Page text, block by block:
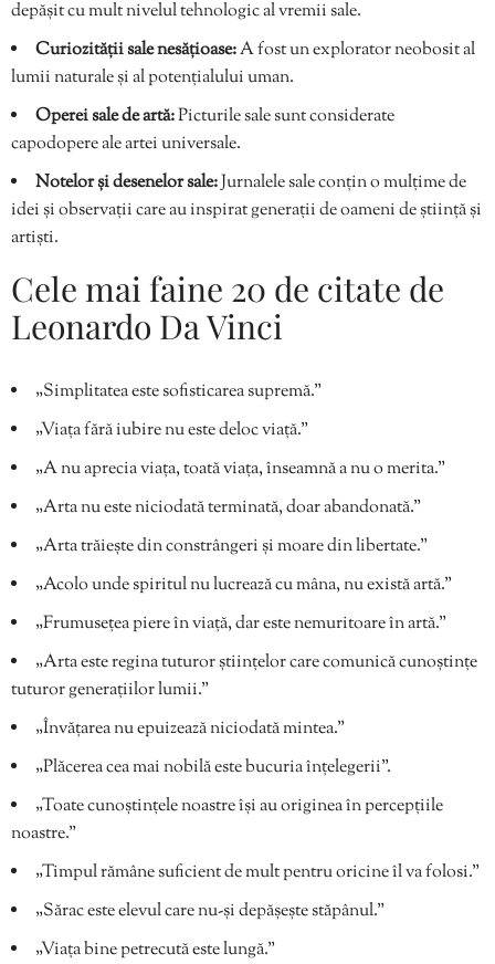
depășit cu mult nivelul tehnologic al vremii sale.
Curiozității sale nesățioase:A fost un explorator neobosit al
lumii naturale și al potențialului uman.
Operei sale de artă:Picturile sale sunt considerate
capodopere ale artei universale.
Notelor și desenelor sale:Jurnalele sale conțin o mulțime de
idei și observații care au inspirat generații de oameni de știință și
artiști.
Cele mai faine 20 de citate de
Leonardo Da Vinci
„Simplitatea este sofisticarea supremă.”
„Viața fără iubire nu este deloc viață.”
„A nu aprecia viața, toată viața, înseamnă a nu o merita.”
„Arta nu este niciodată terminată, doar abandonată.”
„Arta trăiește din constrângeri și moare din libertate.”
„Acolo unde spiritul nu lucrează cu mâna, nu există artă.”
„Frumusețea piere în viață, dar este nemuritoare în artă.”
„Arta este regina tuturor științelor care comunică cunoștințe
tuturor generațiilor lumii.”
„Învățarea nu epuizează niciodată mintea.”
„Plăcerea cea mai nobilă este bucuria înțelegerii”.
„Toate cunoștințele noastre își au originea în percepțiile
noastre.”
„Timpul rămâne suficient de mult pentru oricine îl va folosi.”
„Sărac este elevul care nu-și depășește stăpânul.”
„Viața bine petrecută este lungă.”